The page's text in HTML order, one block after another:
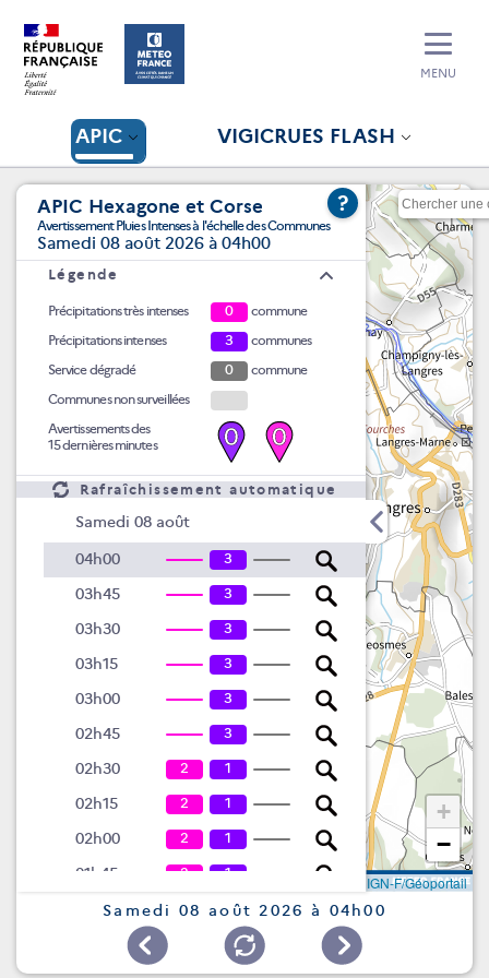
APIC VIGICRUES FLASH
MENU
APIC Hexagone et Corse
Avertissement Pluies Intenses à l'échelle des Communes
Samedi 08 août 2026 à 04h00
?
Légende
Précipitations très intenses 0
commune
Précipitations intenses
3
communes
Service dégradé
0
commune
Communes non surveillées
Avertissements des
15 dernières minutes
0 0
Rafraîchissement automatique
Samedi 08 août
04h00 3
03h45 3
03h30 3
03h15 3
03h00 3
02h45 3
02h30 2 1
02h15 2 1
02h00 2 1
01h45 2 1
01h30 2 1
1
+
−
IGN-F/Géoportail
Samedi 08 août 2026 à 04h00